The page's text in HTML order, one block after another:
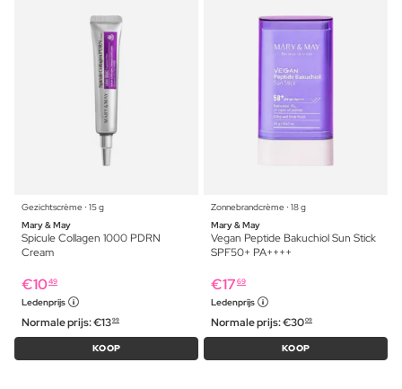
Gezichtscrème ⋅ 15 g
Mary & May
Spicule Collagen 1000 PDRN
Cream
€1049
Ledenprijs
Normale prijs:€1399
KOOP
Zonnebrandcrème ⋅ 18 g
Mary & May
Vegan Peptide Bakuchiol Sun Stick
SPF50+ PA++++
€17 69
Ledenprijs
Normale prijs:€3009
KOOP